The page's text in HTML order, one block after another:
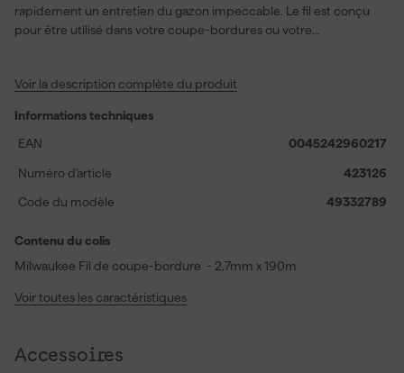
rapidement un entretien du gazon impeccable. Le fil est conçu
pour être utilisé dans votre coupe-bordures ou votre
vous pouvez travailler plus longtemps sans devoir la remplacer
souhaitez garder le rythme et rechercher un résultat uniforme.
L'épaisseur de 2,7mm soutient une coupe fiable lors d'un usage
bordures et les endroits difficiles d'accès. Pour vous qui aimez
utiliser efficacement des outils de jardin, c'est un choix pratique
jardin.
Voir la description complète du produit
Informations techniques
EAN
0045242960217
Numéro d'article 423126
Code du modèle 49332789
Contenu du colis
Milwaukee Fil de coupe-bordure - 2,7mm x 190m
Voir toutes les caractéristiques
Accessoires